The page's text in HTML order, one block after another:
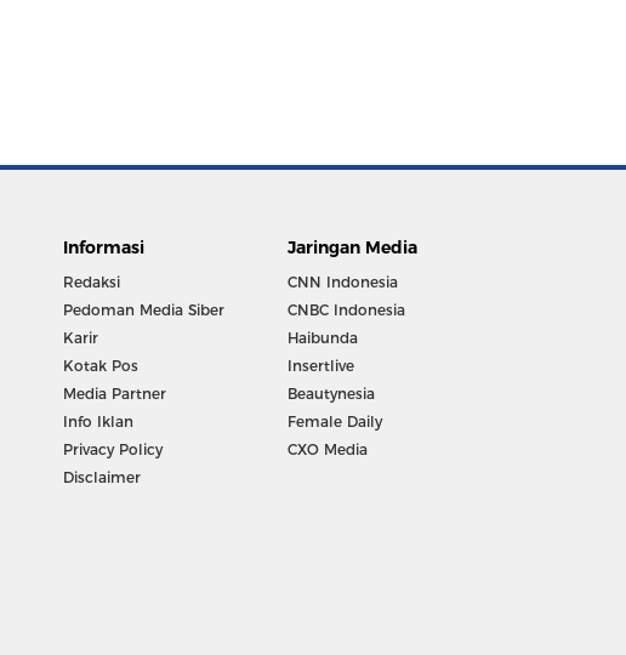
Informasi
Redaksi
Pedoman Media Siber
Karir
Kotak Pos
Media Partner
Info Iklan
Privacy Policy
Disclaimer
Jaringan Media
CNN Indonesia
CNBC Indonesia
Haibunda
Insertlive
Beautynesia
Female Daily
CXO Media